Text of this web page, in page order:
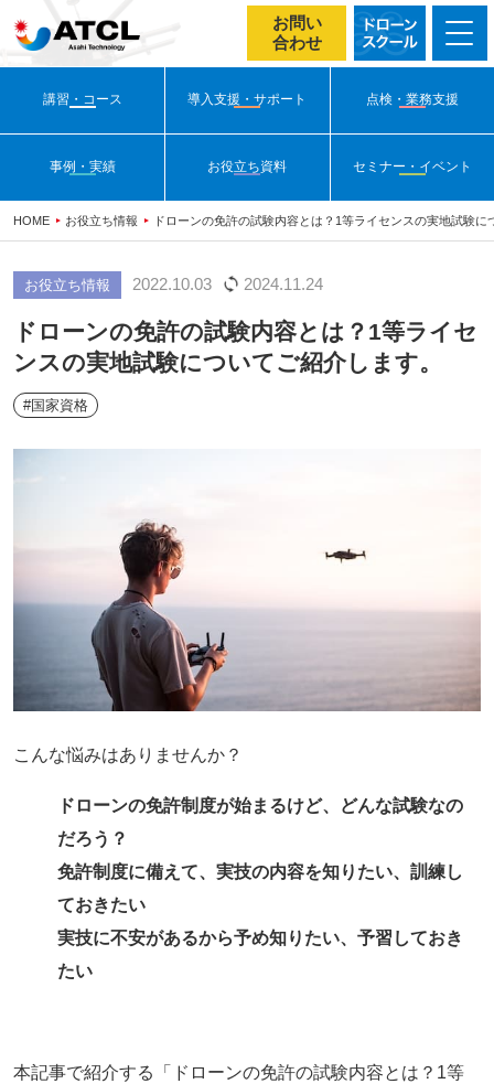
お問い
合わせ
講習・コース 導入支援・サポート 点検・業務支援
事例・実績 お役立ち資料 セミナー・イベント
HOME お役立ち情報 ドローンの免許の試験内容とは？1等ライセンスの実地試験に
お役立ち情報 2022.10.03 2024.11.24
ドローンの免許の試験内容とは？1等ライセ
ンスの実地試験についてご紹介します。
#国家資格
こんな悩みはありませんか？
ドローンの免許制度が始まるけど、どんな試験なの
だろう？
免許制度に備えて、実技の内容を知りたい、訓練し
ておきたい
実技に不安があるから予め知りたい、予習しておき
たい
本記事で紹介する「ドローンの免許の試験内容とは？1等